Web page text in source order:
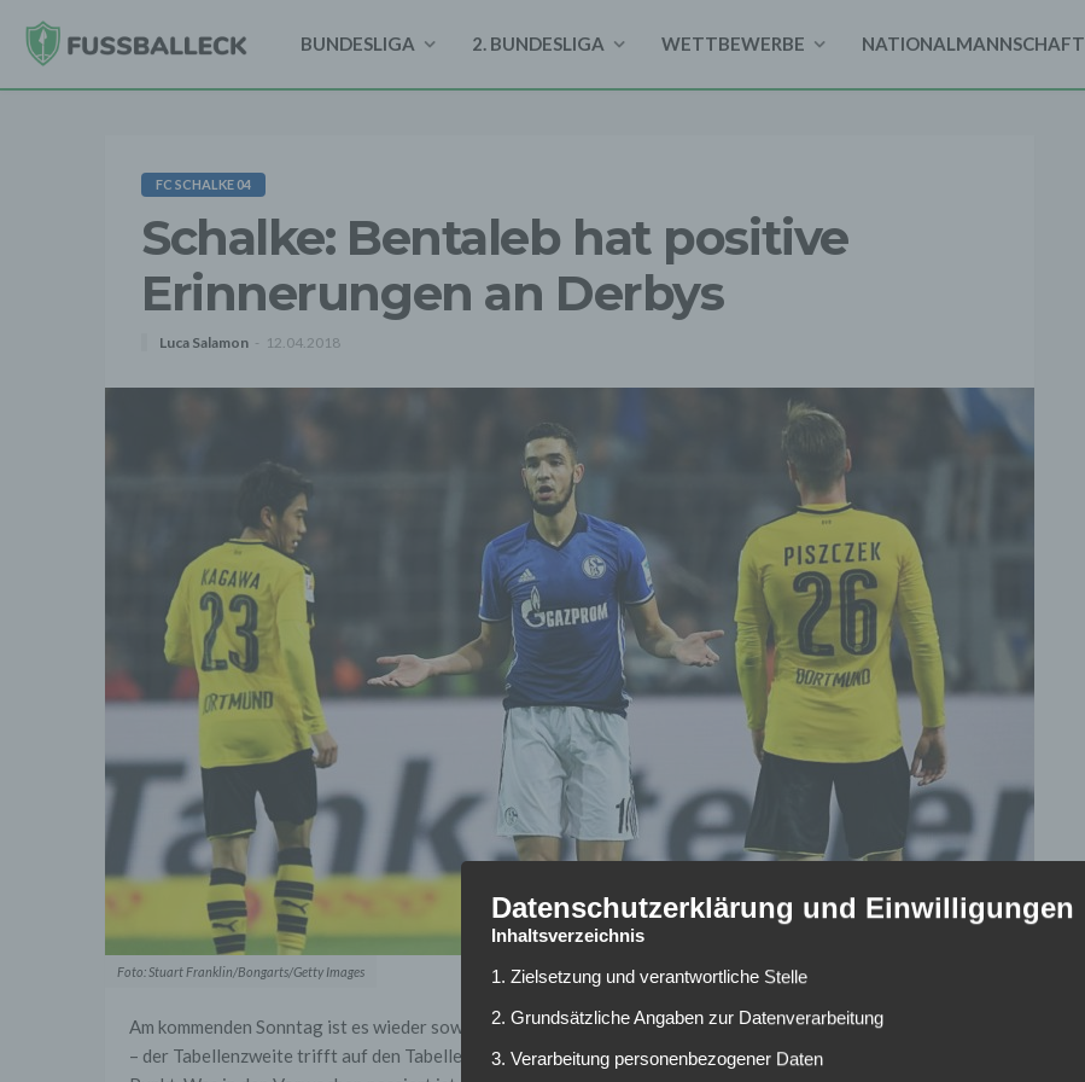
BUNDESLIGA 2. BUNDESLIGA WETTBEWERBE NATIONALMANNSCHAFT
FC SCHALKE 04
Schalke: Bentaleb hat positive
Erinnerungen an Derbys
Luca Salamon 12.04.2018
Foto: Stuart Franklin/Bongarts/Getty Images
Am kommenden Sonntag ist es wieder soweit: Das Revierderby steht an. Schalke empfängt Borussia Dortmund
– der Tabellenzweite trifft auf den Tabellendritten. Aktuell trennt beide Mannschaft lediglich ein magerer
Datenschutzerklärung und Einwilligungen
Inhaltsverzeichnis
1. Zielsetzung und verantwortliche Stelle
2. Grundsätzliche Angaben zur Datenverarbeitung
3. Verarbeitung personenbezogener Daten